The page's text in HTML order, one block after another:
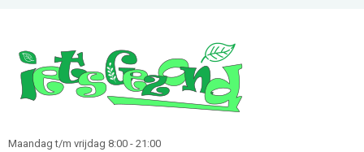
Maandag t/m vrijdag 8:00 - 21:00